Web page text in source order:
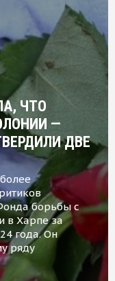
ЧТО
—
ДВЕ
борьбы с
в Харпе за
года. Он
ряду